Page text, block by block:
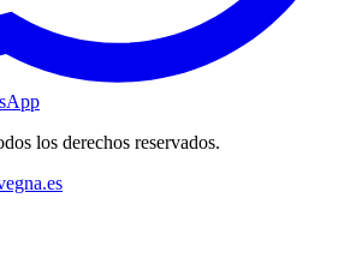
los derechos reservados.